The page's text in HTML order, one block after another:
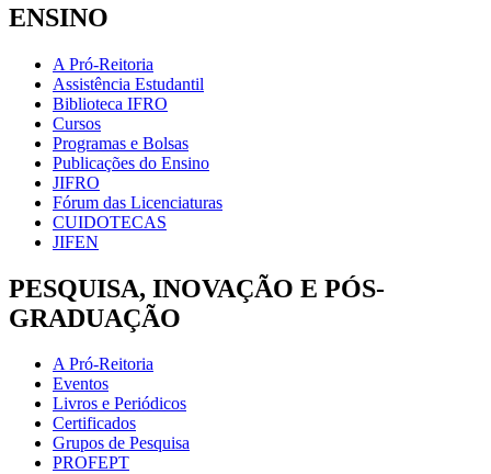
ENSINO
A Pró-Reitoria
Assistência Estudantil
Biblioteca IFRO
Cursos
Programas e Bolsas
Publicações do Ensino
JIFRO
Fórum das Licenciaturas
CUIDOTECAS
JIFEN
PESQUISA, INOVAÇÃO E PÓS-
GRADUAÇÃO
A Pró-Reitoria
Eventos
Livros e Periódicos
Certificados
Grupos de Pesquisa
PROFEPT